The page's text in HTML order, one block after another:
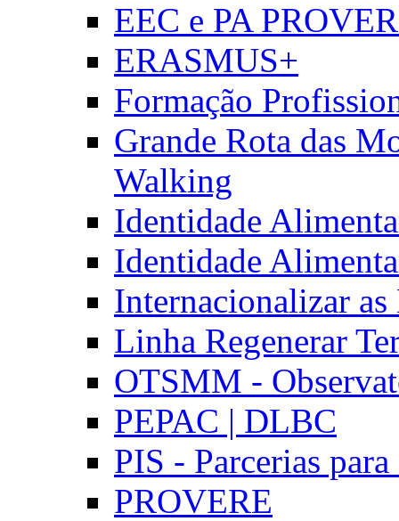
EEC e PA
ERASMUS+
Formação
Grande Rota das
Walking
Identidade
Identidade
Internacionalizar
Linha Regenerar
OTSMM -
PEPAC | DLBC
PIS - Parcerias
PROVERE